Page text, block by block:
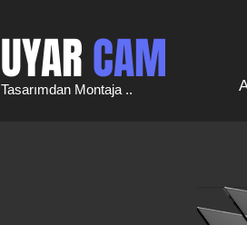
UYARCAM
Tasarımdan Montaja ..